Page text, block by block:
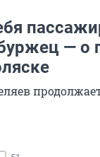
— о